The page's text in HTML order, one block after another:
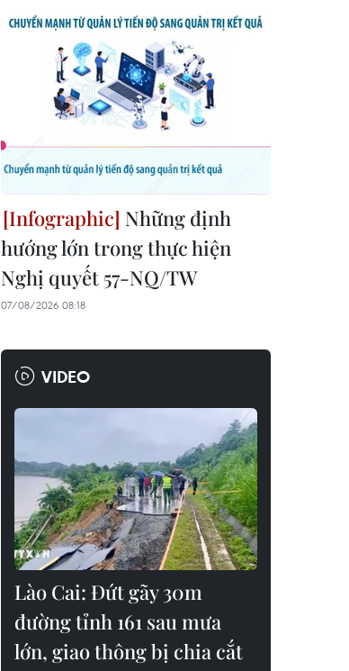
Những định
hướng lớn trong thực hiện
Nghị quyết 57-NQ/TW
07/08/2026 08:18
VIDEO
Lào Cai: Đứt gãy 30m
đường tỉnh 161 sau mưa
lớn, giao thông bị chia cắt